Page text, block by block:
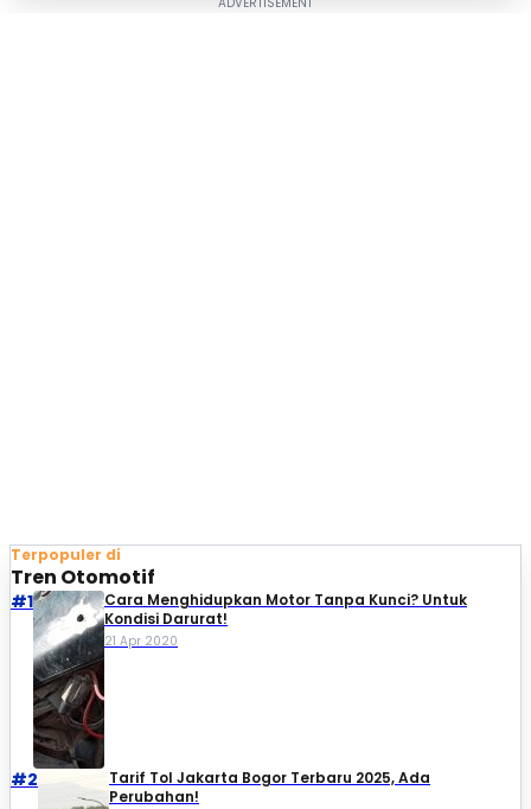
Terpopuler di
Tren Otomotif
#1
Cara Menghidupkan Motor Tanpa Kunci? Untuk
Kondisi Darurat!
21 Apr 2020
#2
Tarif Tol Jakarta Bogor Terbaru 2025, Ada
Perubahan!